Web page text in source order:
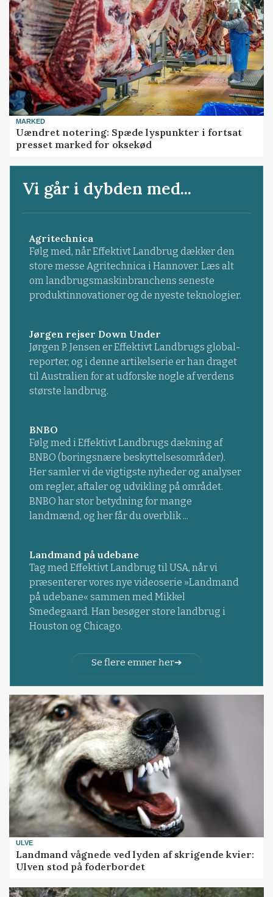
MARKED
Uændret notering: Spæde lyspunkter i fortsat
presset marked for oksekød
Vi går i dybden med...
Agritechnica
Følg med, når Effektivt Landbrug dækker den
store messe Agritechnica i Hannover. Læs alt
om landbrugsmaskinbranchens seneste
produktinnovationer og de nyeste teknologier.
Jørgen rejser Down Under
Jørgen P. Jensen er Effektivt Landbrugs global-
reporter, og i denne artikelserie er han draget
til Australien for at udforske nogle af verdens
største landbrug.
BNBO
Følg med i Effektivt Landbrugs dækning af
BNBO (boringsnære beskyttelsesområder).
Her samler vi de vigtigste nyheder og analyser
om regler, aftaler og udvikling på området.
BNBO har stor betydning for mange
landmænd, og her får du overblik ...
Landmand på udebane
Tag med Effektivt Landbrug til USA, når vi
præsenterer vores nye videoserie »Landmand
på udebane« sammen med Mikkel
Smedegaard. Han besøger store landbrug i
Houston og Chicago.
Se flere emner her
ULVE
Landmand vågnede ved lyden af skrigende kvier:
Ulven stod på foderbordet